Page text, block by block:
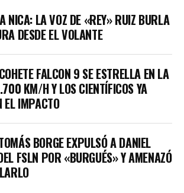
NICA: LA VOZ DE «REY» RUIZ BURLA
DESDE EL VOLANTE
FALCON 9 SE ESTRELLA EN LA
KM/H Y LOS CIENTÍFICOS YA
EL IMPACTO
BORGE EXPULSÓ A DANIEL
FSLN POR «BURGUÉS» Y AMENAZÓ